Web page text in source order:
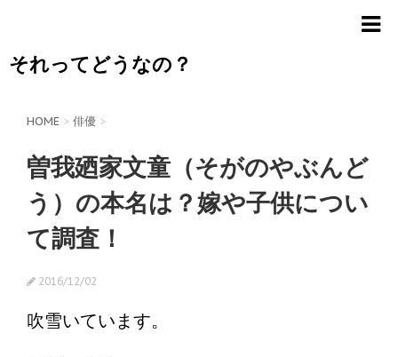
それってどうなの？
HOME > 俳優 >
曽我廼家文童（そがのやぶんど
う）の本名は？嫁や子供につい
て調査！
2016/12/02
吹雪いています。